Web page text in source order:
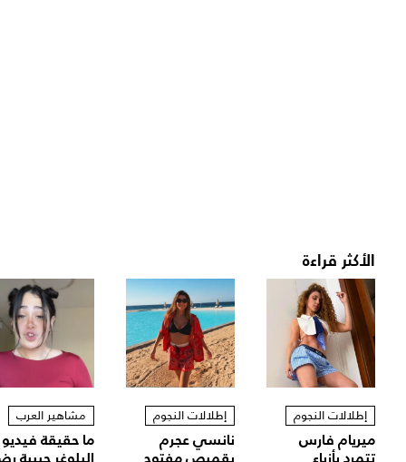
الأكثر قراءة
إطلالات النجوم
ميريام فارس
إطلالات النجوم
نانسي عجرم
مشاهير العرب
ما حقيقة فيديو